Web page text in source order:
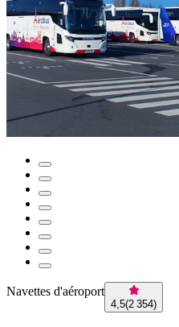
Navettes d'aéroport
4,5(2 354)